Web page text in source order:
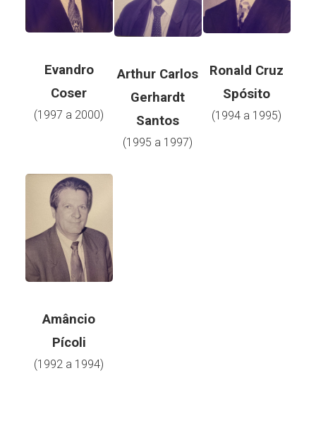
Evandro
Coser
(1997 a 2000)
Arthur Carlos
Gerhardt
Santos
(1995 a 1997)
Ronald Cruz
Spósito
(1994 a 1995)
Amâncio
Pícoli
(1992 a 1994)